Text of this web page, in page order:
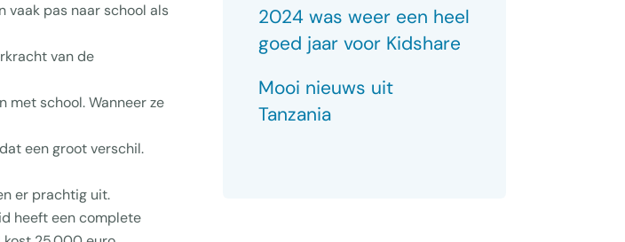
vaak pas naar school als
van de
met school. Wanneer ze
een groot verschil.
er prachtig uit.
heeft een complete
2024 was weer een heel
goed jaar voor Kidshare
Mooi nieuws uit
Tanzania